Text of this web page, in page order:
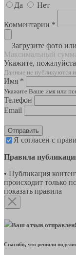
Да
Нет
Комментарии *
Загрузите фото или
Максимальный
Укажите,
Данные не публикуются
Имя *
Укажите Ваше имя или
Телефон
Email
Отправить
Я согласен с
Правила
• Публикация
происходит только
показать правила
Ваш отзыв отправлен!
Спасибо, что решили